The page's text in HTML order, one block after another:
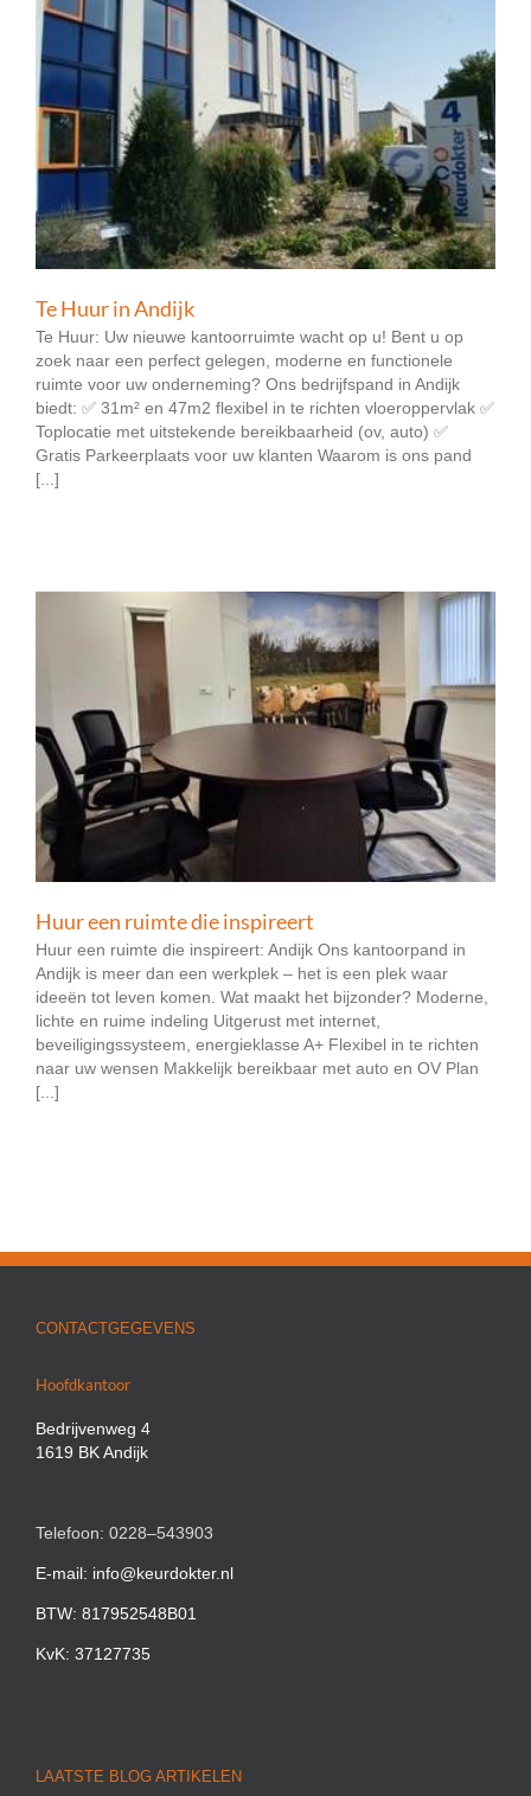
Te Huur in Andijk
Te Huur: Uw nieuwe kantoorruimte wacht op u! Bent u op
zoek naar een perfect gelegen, moderne en functionele
ruimte voor uw onderneming? Ons bedrijfspand in Andijk
biedt: ✅ 31m² en 47m2 flexibel in te richten vloeroppervlak ✅
Toplocatie met uitstekende bereikbaarheid (ov, auto) ✅
Gratis Parkeerplaats voor uw klanten Waarom is ons pand
[...]
Huur een ruimte die inspireert
Huur een ruimte die inspireert: Andijk Ons kantoorpand in
Andijk is meer dan een werkplek – het is een plek waar
ideeën tot leven komen. Wat maakt het bijzonder? Moderne,
lichte en ruime indeling Uitgerust met internet,
beveiligingssysteem, energieklasse A+ Flexibel in te richten
naar uw wensen Makkelijk bereikbaar met auto en OV Plan
[...]
CONTACTGEGEVENS
Hoofdkantoor
Bedrijvenweg 4
1619 BK Andijk
Telefoon: 0228–543903
E-mail: info@keurdokter.nl
BTW: 817952548B01
KvK: 37127735
LAATSTE BLOG ARTIKELEN